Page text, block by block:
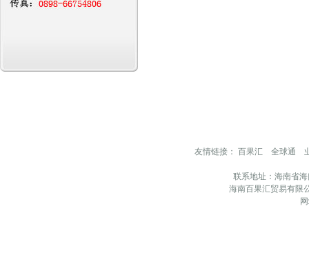
友情链接： 百果汇 全球通
联系地址：海南省
海南百果汇贸易有限